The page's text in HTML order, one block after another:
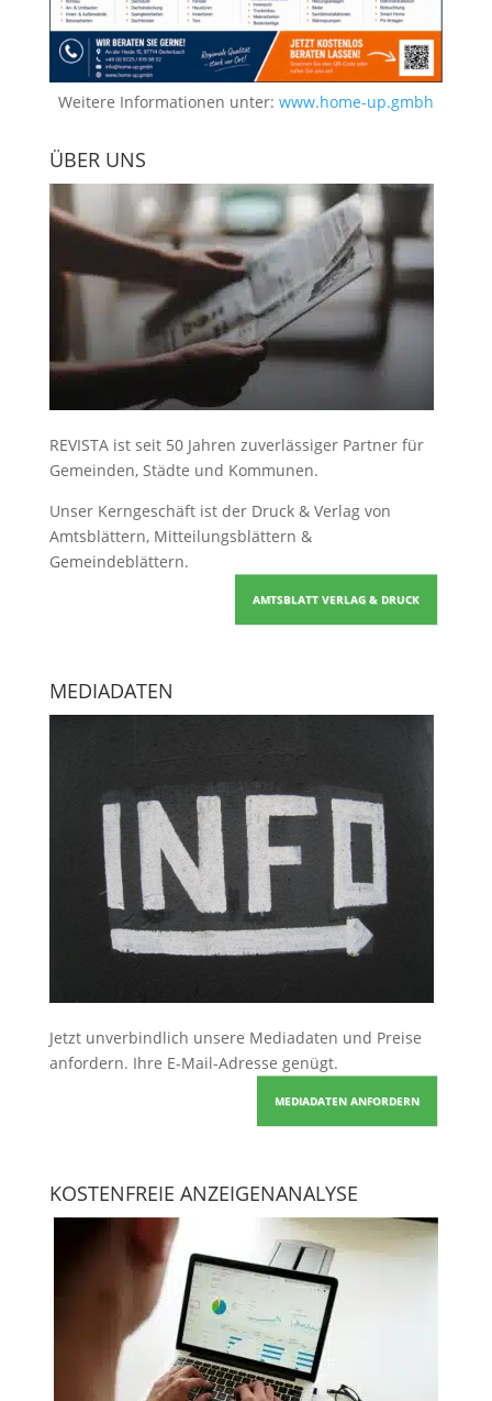
Weitere Informationen unter: www.home-up.gmbh
ÜBER UNS
REVISTA ist seit 50 Jahren zuverlässiger Partner für
Gemeinden, Städte und Kommunen.
Unser Kerngeschäft ist der Druck & Verlag von
Amtsblättern, Mitteilungsblättern &
Gemeindeblättern.
AMTSBLATT VERLAG & DRUCK
MEDIADATEN
Jetzt unverbindlich unsere Mediadaten und Preise
anfordern. Ihre E-Mail-Adresse genügt.
MEDIADATEN ANFORDERN
KOSTENFREIE ANZEIGENANALYSE